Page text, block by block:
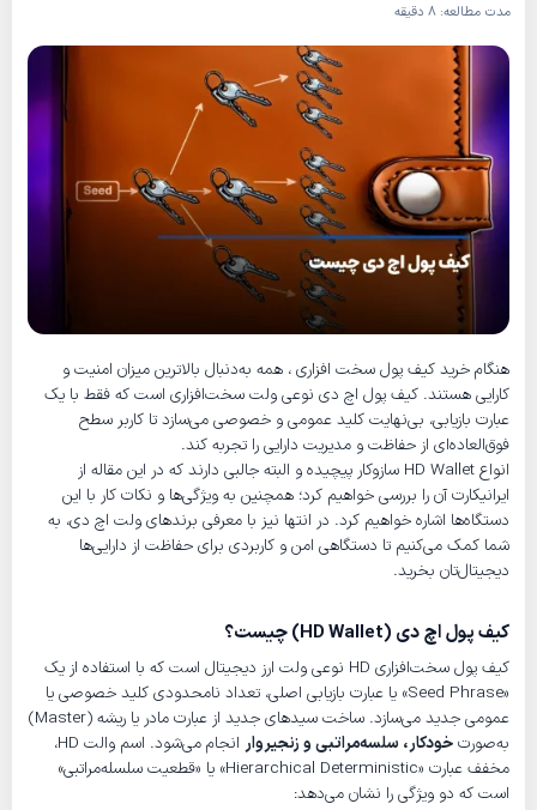
مدت مطالعه: ۸ دقیقه
هنگام خرید کیف پول سخت‌ افزاری ، همه به‌دنبال بالاترین میزان امنیت و
کارایی هستند. کیف پول اچ دی نوعی ولت سخت‌افزاری است که فقط با یک
عبارت بازیابی، بی‌نهایت کلید عمومی و خصوصی می‌سازد تا کاربر سطح
فوق‌العاده‌ای از حفاظت و مدیریت دارایی را تجربه کند.
انواع HD Wallet سازوکار پیچیده و البته جالبی دارند که در این مقاله از
ایرانیکارت آن را بررسی خواهیم کرد؛ همچنین به ویژگی‌ها و نکات کار با این
دستگاه‌ها اشاره خواهیم کرد. در انتها نیز با معرفی برندهای ولت اچ دی، به
شما کمک می‌کنیم تا دستگاهی امن و کاربردی برای حفاظت از دارایی‌ها
دیجیتال‌تان بخرید.
کیف پول اچ دی (HD Wallet) چیست؟
کیف پول سخت‌افزاری HD نوعی ولت ارز دیجیتال است که با استفاده از یک
«Seed Phrase» یا عبارت بازیابی اصلی، تعداد نامحدودی کلید خصوصی یا
عمومی جدید می‌سازد. ساخت سیدهای جدید از عبارت مادر یا ریشه (Master)
به‌صورتخودکار، سلسه‌مراتبی و زنجیروار
انجام می‌شود. اسم والت HD،
مخفف عبارت «Hierarchical Deterministic» یا «قطعیت سلسله‌مراتبی»
است که دو ویژگی را نشان می‌دهد: